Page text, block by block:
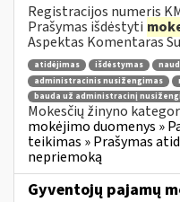
Registracijos numeris
Prašymas išdėstyti
Aspektas Komentaras
atidėjimas išdėstymas
administracinis nusižengimas
bauda už administracinį
Mokesčių žinyno
mokėjimo duomenys »
teikimas » Prašymas
nepriemoką
Gyventojų pajamų